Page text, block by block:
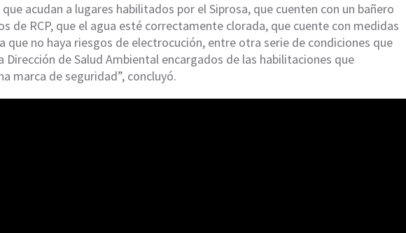
acudan a lugares habilitados por el Siprosa, que cuenten con un bañero
de RCP, que el agua esté correctamente clorada, que cuente con medidas
que no haya riesgos de electrocución, entre otra serie de condiciones que
Dirección de Salud Ambiental encargados de las habilitaciones que
marca de seguridad”, concluyó.